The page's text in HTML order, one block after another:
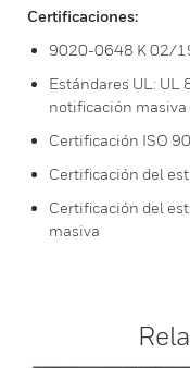
Certificaciones:
9020-0648 K 02/
Estándares UL: UL
notificación masiva
Certificación ISO
Certificación del
Certificación del
masiva